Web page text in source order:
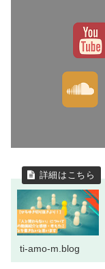
ti-amo-m.blog